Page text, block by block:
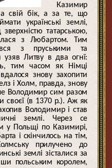
Казимир
свій бік, а за те, що
українські землі,
татарською,
з Любартом. Тим
з пруськими та
Литву в два огнї:
тим часом як Німці
знову захопити
і Холм, правда, знову
Володимир сим разом
своєї (в 1370 р.). Аж як
Володимир і став
землі. Через се
у Польщі по Казимирі,
і скінчилось на тім,
прилучено до
землі зісталися за
польським королем,